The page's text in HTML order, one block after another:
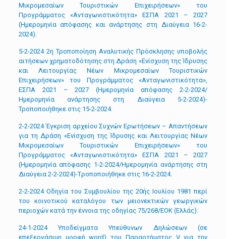
Μικρομεσαίων Τουριστικών Επιχειρήσεων» του
Προγράμματος «Ανταγωνιστικότητα» ΕΣΠΑ 2021 – 2027
(Ημερομηνία απόφασης και ανάρτησης στη Διαύγεια 16-2-
2024).
5-2-2024 2η Τροποποίηση Αναλυτικής Πρόσκλησης υποβολής
αιτήσεων χρηματοδότησης στη Δράση «Ενίσχυση της Ίδρυσης
και Λειτουργίας Νέων Μικρομεσαίων Τουριστικών
Επιχειρήσεων» του Προγράμματος «Ανταγωνιστικότητα»,
ΕΣΠΑ 2021 – 2027 (Ημερομηνία απόφασης 2-2-2024/
Ημερομηνία ανάρτησης στη Διαύγεια 5-2-2024)-
Τροποποιήθηκε στις 15-2-2024.
2-2-2024 Έγκριση αρχείου Συχνών Ερωτήσεων – Απαντήσεων
για τη Δράση «Ενίσχυση της Ίδρυσης και Λειτουργίας Νέων
Μικρομεσαίων Τουριστικών Επιχειρήσεων» του
Προγράμματος «Ανταγωνιστικότητα» ΕΣΠΑ 2021 – 2027
(Ημερομηνία απόφασης 1-2-2024/Ημερομηνία ανάρτησης στη
Διαύγεια 2-2-2024)-Tροποποιήθηκε στις 16-2-2024.
2-2-2024 Οδηγία του Συμβουλίου της 20ής Ιουλίου 1981 περί
του κοινοτικού καταλόγου των μειονεκτικών γεωργικών
περιοχών κατά την έννοια της οδηγίας 75/268/ΕΟΚ (Ελλάς).
24-1-2024 Υποδείγματα Υπεύθυνων Δηλώσεων (σε
επεξεργάσιμη μορφή word) του Παραρτήματος V για την